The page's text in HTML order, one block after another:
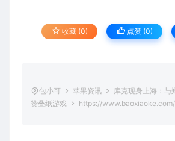
收藏 (0) 点赞 (0)
包小可 苹果资讯
库克现身上海：与
赞叠纸游戏
https://